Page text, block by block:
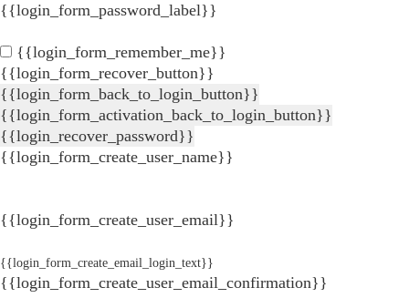
{{login_form_password_label}}
{{login_form_remember_me}}
{{login_form_recover_button}}
{{login_form_back_to_login_button}}
{{login_form_activation_back_to_login_button}}
{{login_recover_password}}
{{login_form_create_user_name}}
{{login_form_create_user_email}}
{{login_form_create_email_login_text}}
{{login_form_create_user_email_confirmation}}